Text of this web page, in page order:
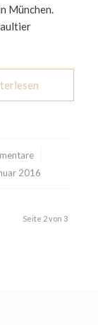
München.
2016
Seite 2 von 3